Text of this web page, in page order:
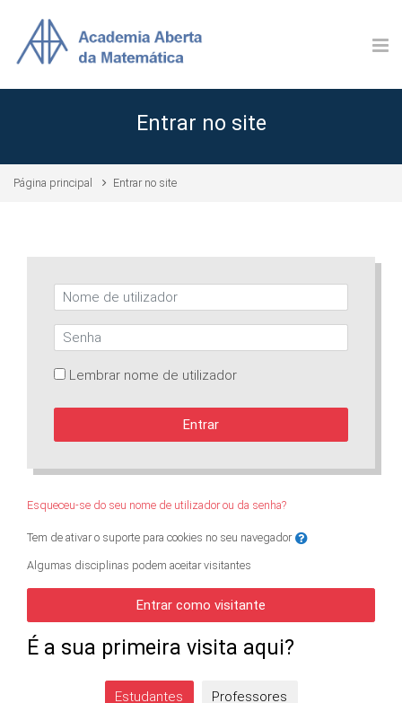
Entrar no site
Página principal Entrar no site
Nome de utilizador
Senha
Lembrar nome de utilizador
Entrar
Esqueceu-se do seu nome de utilizador ou da senha?
Tem de ativar o suporte para cookies no seu navegador
Algumas disciplinas podem aceitar visitantes
Entrar como visitante
É a sua primeira visita aqui?
Estudantes Professores